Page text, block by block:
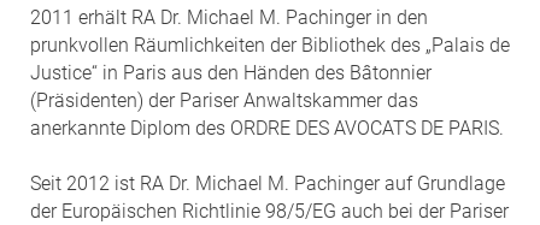
2011 erhält RA Dr. Michael M. Pachinger in den
prunkvollen Räumlichkeiten der Bibliothek des „Palais de
Justice“ in Paris aus den Händen des Bâtonnier
(Präsidenten) der Pariser Anwaltskammer das
anerkannte Diplom des ORDRE DES AVOCATS DE PARIS.
Seit 2012 ist RA Dr. Michael M. Pachinger auf Grundlage
der Europäischen Richtlinie 98/5/EG auch bei der Pariser